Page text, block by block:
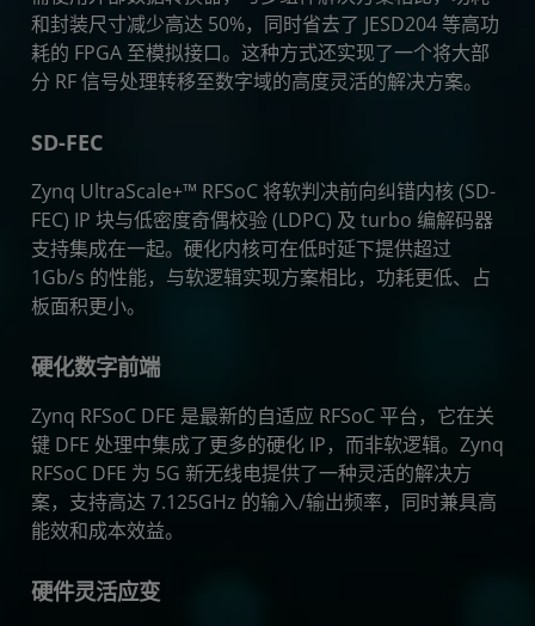
和封装尺寸减少高达 50%，同时省去了 JESD204 等高功
耗的 FPGA 至模拟接口。这种方式还实现了一个将大部
分 RF 信号处理转移至数字域的高度灵活的解决方案。
SD-FEC
Zynq UltraScale+™ RFSoC 将软判决前向纠错内核 (SD-
FEC) IP 块与低密度奇偶校验 (LDPC) 及 turbo 编解码器
支持集成在一起。硬化内核可在低时延下提供超过
1Gb/s 的性能，与软逻辑实现方案相比，功耗更低、占
板面积更小。
硬化数字前端
Zynq RFSoC DFE 是最新的自适应 RFSoC 平台，它在关
键 DFE 处理中集成了更多的硬化 IP，而非软逻辑。Zynq
RFSoC DFE 为 5G 新无线电提供了一种灵活的解决方
案，支持高达 7.125GHz 的输入/输出频率，同时兼具高
能效和成本效益。
硬件灵活应变